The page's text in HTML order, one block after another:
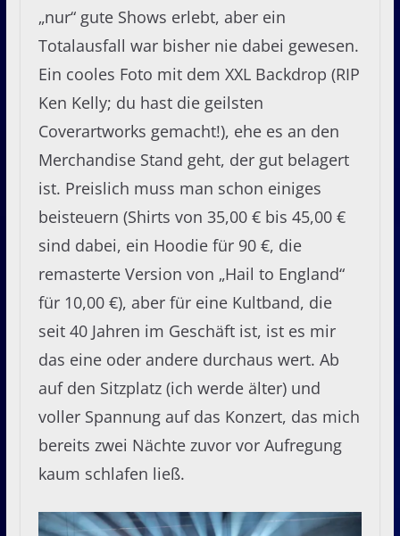
„nur“ gute Shows erlebt, aber ein
Totalausfall war bisher nie dabei gewesen.
Ein cooles Foto mit dem XXL Backdrop (RIP
Ken Kelly; du hast die geilsten
Coverartworks gemacht!), ehe es an den
Merchandise Stand geht, der gut belagert
ist. Preislich muss man schon einiges
beisteuern (Shirts von 35,00 € bis 45,00 €
sind dabei, ein Hoodie für 90 €, die
remasterte Version von „Hail to England“
für 10,00 €), aber für eine Kultband, die
seit 40 Jahren im Geschäft ist, ist es mir
das eine oder andere durchaus wert. Ab
auf den Sitzplatz (ich werde älter) und
voller Spannung auf das Konzert, das mich
bereits zwei Nächte zuvor vor Aufregung
kaum schlafen ließ.